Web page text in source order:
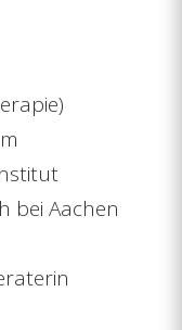
bei Aachen